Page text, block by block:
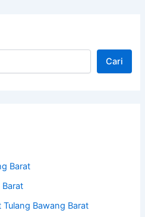
Cari
Barat
Bawang Barat